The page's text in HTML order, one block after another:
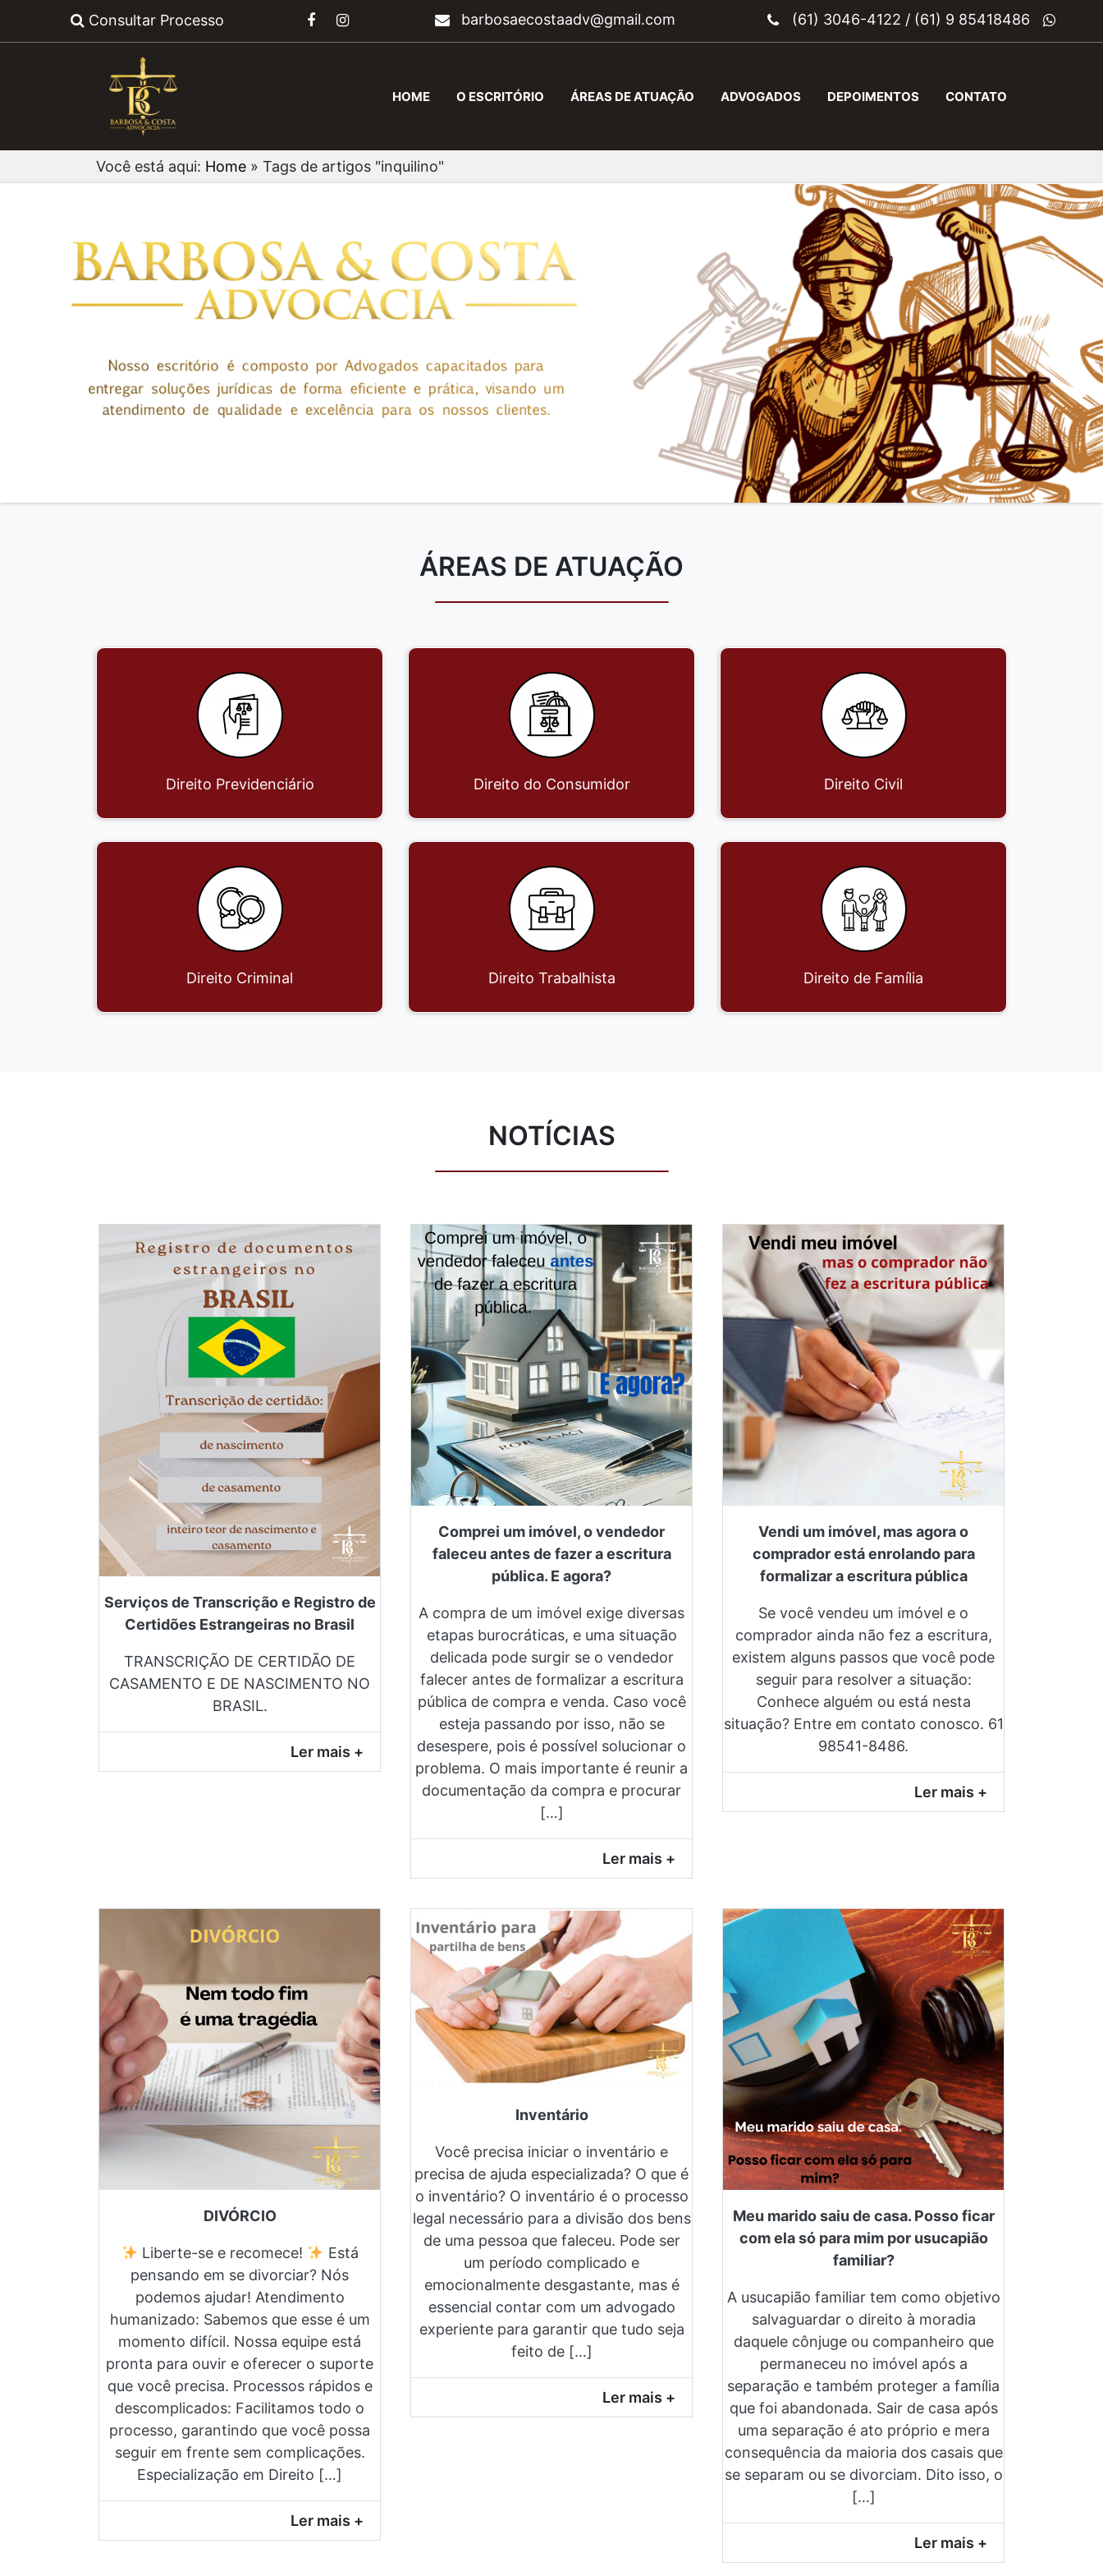
Consultar Processo barbosaecostaadv@gmail.com (61) 3046-4122 / (61) 9 85418486
HOME O ESCRITÓRIO ÁREAS DE ATUAÇÃO ADVOGADOS DEPOIMENTOS CONTATO
Você está aqui: Home » Tags de artigos "inquilino"
ÁREAS DE ATUAÇÃO
Direito Previdenciário Direito do Consumidor Direito Civil
Direito Criminal Direito Trabalhista Direito de Família
NOTÍCIAS
Serviços de Transcrição e Registro de
Certidões Estrangeiras no Brasil
TRANSCRIÇÃO DE CERTIDÃO DE
CASAMENTO E DE NASCIMENTO NO
BRASIL.
Ler mais +
Comprei um imóvel, o vendedor
faleceu antes de fazer a escritura
pública. E agora?
A compra de um imóvel exige diversas
etapas burocráticas, e uma situação
delicada pode surgir se o vendedor
falecer antes de formalizar a escritura
pública de compra e venda. Caso você
esteja passando por isso, não se
desespere, pois é possível solucionar o
problema. O mais importante é reunir a
documentação da compra e procurar
[…]
Ler mais +
Vendi um imóvel, mas agora o
comprador está enrolando para
formalizar a escritura pública
Se você vendeu um imóvel e o
comprador ainda não fez a escritura,
existem alguns passos que você pode
seguir para resolver a situação:
Conhece alguém ou está nesta
situação? Entre em contato conosco. 61
98541-8486.
Ler mais +
DIVÓRCIO
Liberte-se e recomece!
Está
pensando em se divorciar? Nós
podemos ajudar! Atendimento
humanizado: Sabemos que esse é um
momento difícil. Nossa equipe está
pronta para ouvir e oferecer o suporte
que você precisa. Processos rápidos e
descomplicados: Facilitamos todo o
processo, garantindo que você possa
seguir em frente sem complicações.
Especialização em Direito […]
Ler mais +
Inventário
Você precisa iniciar o inventário e
precisa de ajuda especializada? O que é
o inventário? O inventário é o processo
legal necessário para a divisão dos bens
de uma pessoa que faleceu. Pode ser
um período complicado e
emocionalmente desgastante, mas é
essencial contar com um advogado
experiente para garantir que tudo seja
feito de […]
Ler mais +
Meu marido saiu de casa. Posso ficar
com ela só para mim por usucapião
familiar?
A usucapião familiar tem como objetivo
salvaguardar o direito à moradia
daquele cônjuge ou companheiro que
permaneceu no imóvel após a
separação e também proteger a família
que foi abandonada. Sair de casa após
uma separação é ato próprio e mera
consequência da maioria dos casais que
se separam ou se divorciam. Dito isso, o
[…]
Ler mais +